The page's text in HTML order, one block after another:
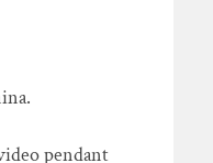
pendant